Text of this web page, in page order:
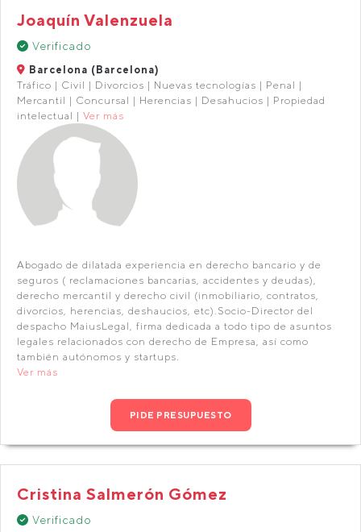
Joaquín Valenzuela
Verificado
Barcelona (Barcelona)
Tráfico | Civil | Divorcios | Nuevas tecnologías | Penal |
Mercantil | Concursal | Herencias | Desahucios | Propiedad
intelectual | Ver más
Abogado de dilatada experiencia en derecho bancario y de
seguros ( reclamaciones bancarias, accidentes y deudas),
derecho mercantil y derecho civil (inmobiliario, contratos,
divorcios, herencias, deshaucios, etc).Socio-Director del
despacho MaiusLegal, firma dedicada a todo tipo de asuntos
legales relacionados con derecho de Empresa, así como
también autónomos y startups.
Ver más
PIDE PRESUPUESTO
Cristina Salmerón Gómez
Verificado